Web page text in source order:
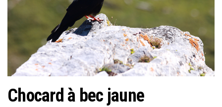
Chocard à bec jaune